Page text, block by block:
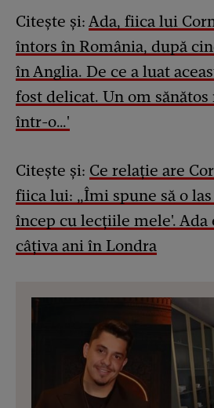
Citește și: Ada, fiica lui
întors în România, după
în Anglia. De ce a luat
fost delicat. Un om sănătos
într-o…'
Citește și: Ce relație are
fiica lui: „Îmi spune să o
încep cu lecțiile mele'. Ada
câțiva ani în Londra